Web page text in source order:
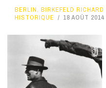
BERLIN, BIRKEFELD RICHARD
HISTORIQUE
18 AOÛT 2014